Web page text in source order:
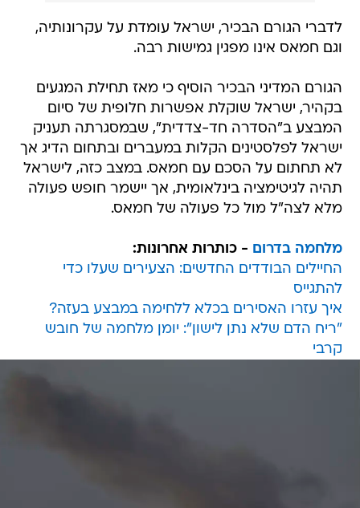
לדברי הגורם הבכיר, ישראל עומדת על עקרונותיה,
וגם חמאס אינו מפגין גמישות רבה.
הגורם המדיני הבכיר הוסיף כי מאז תחילת המגעים
בקהיר, ישראל שוקלת אפשרות חלופית של סיום
המבצע ב"הסדרה חד-צדדית", שבמסגרתה תעניק
ישראל לפלסטינים הקלות במעברים ובתחום הדיג אך
לא תחתום על הסכם עם חמאס. במצב כזה, לישראל
תהיה לגיטימציה בינלאומית, אך יישמר חופש פעולה
מלא לצה"ל מול כל פעולה של חמאס.
מלחמה בדרום - כותרות אחרונות:
החיילים הבודדים החדשים: הצעירים שעלו כדי
להתגייס
איך עזרו האסירים בכלא ללחימה במבצע בעזה?
"ריח הדם שלא נתן לישון": יומן מלחמה של חובש
קרבי